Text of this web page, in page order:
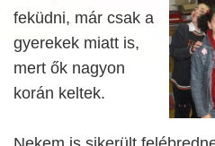
feküdni, már csak a
gyerekek miatt is,
mert ők nagyon
korán keltek.